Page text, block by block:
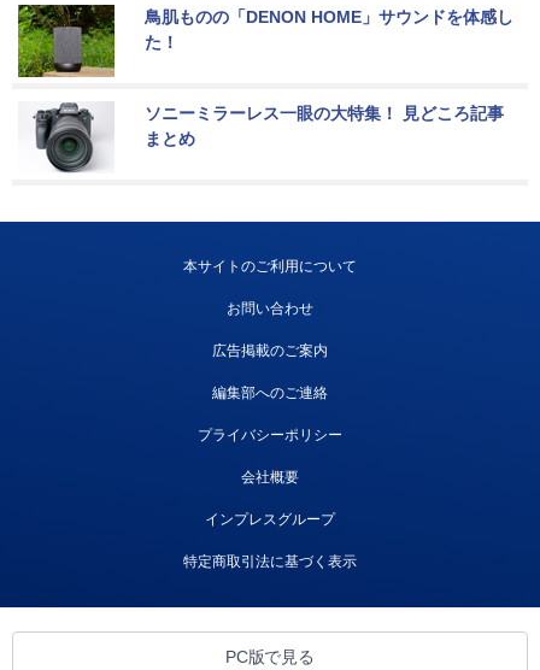
鳥肌ものの「DENON HOME」サウンドを体感し
た！
ソニーミラーレス一眼の大特集！ 見どころ記事
まとめ
本サイトのご利用について
お問い合わせ
広告掲載のご案内
編集部へのご連絡
プライバシーポリシー
会社概要
インプレスグループ
特定商取引法に基づく表示
PC版で見る